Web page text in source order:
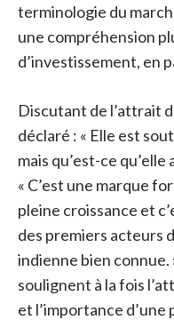
terminologie du
une compréhension
d’investissement, en
Discutant de l’attrait
déclaré : « Elle est
mais qu’est-ce qu’elle
« C’est une marque
pleine croissance et
des premiers acteurs
indienne bien connue.
soulignent à la fois
et l’importance